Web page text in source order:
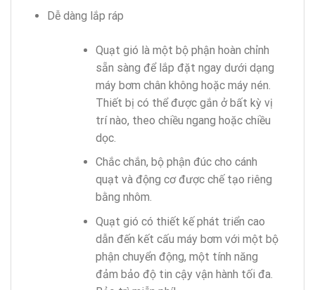
Dễ dàng lắp ráp
Quạt gió là một bộ phận hoàn chỉnh
sẵn sàng để lắp đặt ngay dưới dạng
máy bơm chân không hoặc máy nén.
Thiết bị có thể được gắn ở bất kỳ vị
trí nào, theo chiều ngang hoặc chiều
dọc.
Chắc chắn, bộ phận đúc cho cánh
quạt và động cơ được chế tạo riêng
bằng nhôm.
Quạt gió có thiết kế phát triển cao
dẫn đến kết cấu máy bơm với một bộ
phận chuyển động, một tính năng
đảm bảo độ tin cậy vận hành tối đa.